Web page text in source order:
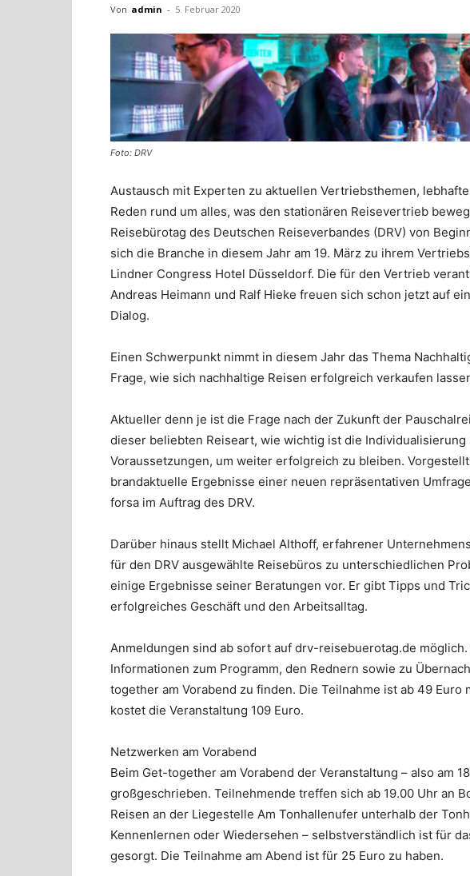
Von admin - 5. Februar 2020
Foto: DRV
Austausch mit Experten zu aktuellen Vertriebsthemen,
Reden rund um alles, was den stationären Reisevertrieb
Reisebürotag des Deutschen Reiseverbandes (DRV) von
sich die Branche in diesem Jahr am 19. März zu ihrem
Lindner Congress Hotel Düsseldorf. Die für den Vertrieb
Andreas Heimann und Ralf Hieke freuen sich schon jetzt auf
Dialog.
Einen Schwerpunkt nimmt in diesem Jahr das Thema
Frage, wie sich nachhaltige Reisen erfolgreich verkaufen
Aktueller denn je ist die Frage nach der Zukunft der
dieser beliebten Reiseart, wie wichtig ist die Individualisierung
Voraussetzungen, um weiter erfolgreich zu bleiben.
brandaktuelle Ergebnisse einer neuen repräsentativen
forsa im Auftrag des DRV.
Darüber hinaus stellt Michael Althoff, erfahrener
für den DRV ausgewählte Reisebüros zu unterschiedlichen
einige Ergebnisse seiner Beratungen vor. Er gibt Tipps und
erfolgreiches Geschäft und den Arbeitsalltag.
Anmeldungen sind ab sofort auf drv-reisebuerotag.de
Informationen zum Programm, den Rednern sowie zu
together am Vorabend zu finden. Die Teilnahme ist ab 49
kostet die Veranstaltung 109 Euro.
Netzwerken am Vorabend
Beim Get-together am Vorabend der Veranstaltung – also am
großgeschrieben. Teilnehmende treffen sich ab 19.00 Uhr an
Reisen an der Liegestelle Am Tonhallenufer unterhalb der
Kennenlernen oder Wiedersehen – selbstverständlich ist für
gesorgt. Die Teilnahme am Abend ist für 25 Euro zu haben.